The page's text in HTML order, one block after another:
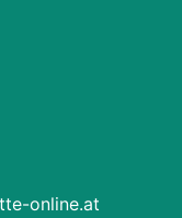
online.at